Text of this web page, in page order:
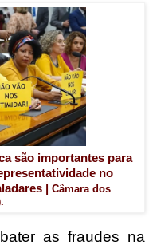
são importantes para
no
| Câmara dos
as fraudes na